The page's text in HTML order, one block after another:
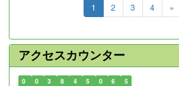
1 2 3 4 »
アクセスカウンター
0 0 3 8 4 5 0 6 5